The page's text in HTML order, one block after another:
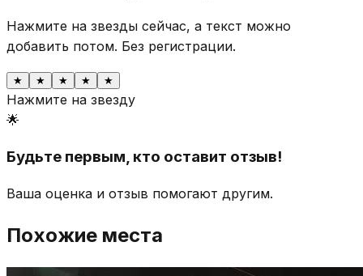
Нажмите на звезды сейчас, а текст можно
добавить потом. Без регистрации.
★ ★ ★ ★ ★
Нажмите на звезду
🌟
Будьте первым, кто оставит отзыв!
Ваша оценка и отзыв помогают другим.
Похожие места